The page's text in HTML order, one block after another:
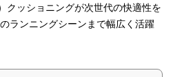
クッショニングが次世代の快適性を
ランニングシーンまで幅広く活躍